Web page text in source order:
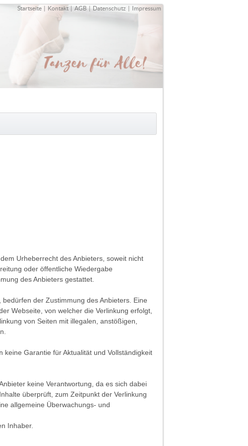
Startseite | Kontakt | AGB | Datenschutz | Impressum
Urheberrecht des Anbieters, soweit nicht
oder öffentliche Wiedergabe
des Anbieters gestattet.
der Zustimmung des Anbieters. Eine
Webseite, von welcher die Verlinkung erfolgt,
von Seiten mit illegalen, anstößigen,
Garantie für Aktualität und Vollständigkeit
keine Verantwortung, da es sich dabei
überprüft, zum Zeitpunkt der Verlinkung
allgemeine Überwachungs- und
Inhaber.